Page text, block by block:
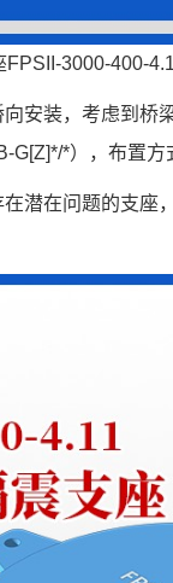
FPSII-3000-400-
安装，考虑到桥
*），布置方
潜在问题的支座